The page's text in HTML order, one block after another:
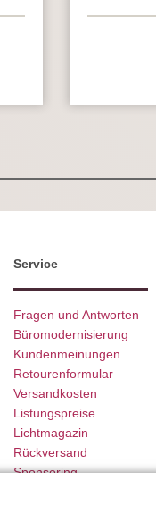
Service
Fragen und Antworten
Büromodernisierung
Kundenmeinungen
Retourenformular
Versandkosten
Listungspreise
Lichtmagazin
Rückversand
Sponsoring